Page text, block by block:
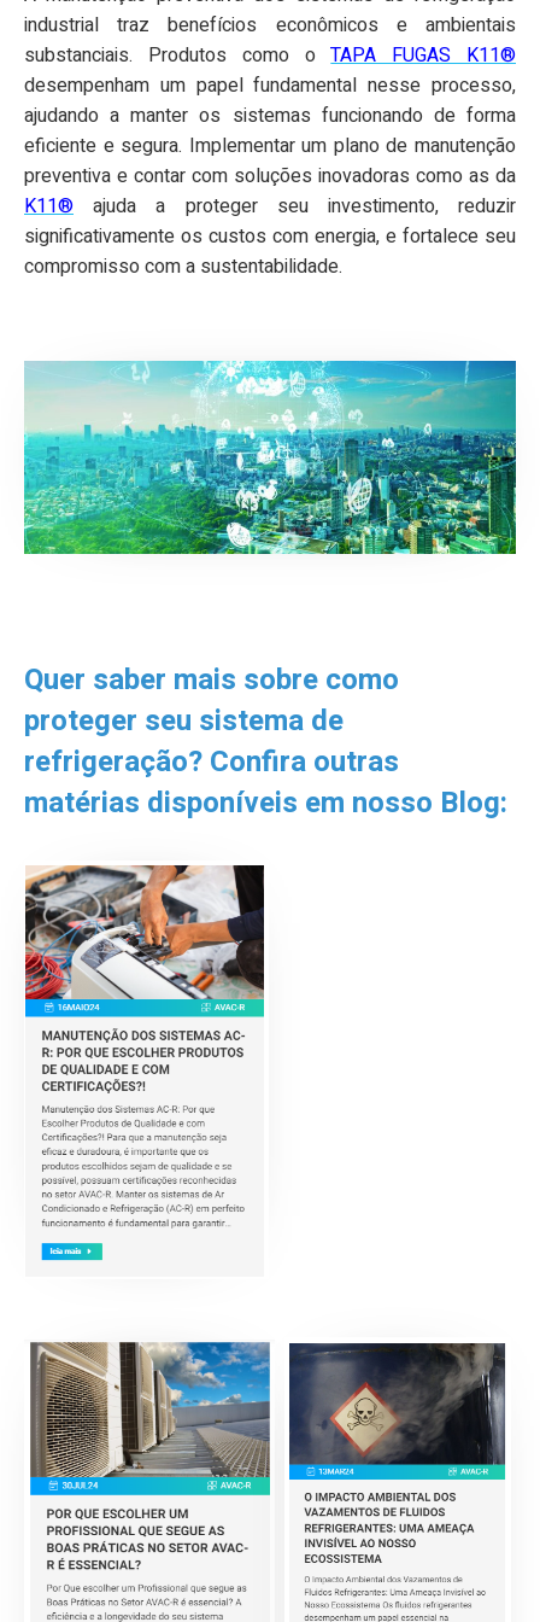
industrial traz benefícios econômicos e ambientais
substanciais. Produtos como oTAPA FUGAS K11®
desempenham um papel fundamental nesse processo,
ajudando a manter os sistemas funcionando de forma
eficiente e segura. Implementar um plano de manutenção
preventiva e contar com soluções inovadoras como as da
K11® ajuda a proteger seu investimento, reduzir
significativamente os custos com energia, e fortalece seu
compromisso com a sustentabilidade.
Quer saber mais sobre como
proteger seu sistema de
refrigeração? Confira outras
matérias disponíveis em nosso Blog: